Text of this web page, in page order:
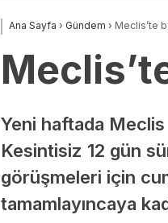
Ana Sayfa › Gündem › Meclis’te
Yeni haftada
Kesintisiz 12 gün
görüşmeleri için
tamamlayıncaya